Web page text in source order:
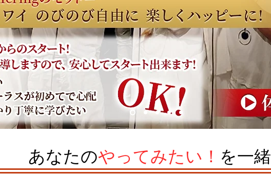
​あなたのやってみたい！ を一